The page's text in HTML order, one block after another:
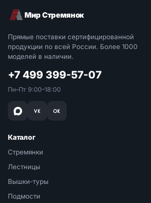
Мир Стремянок
Прямые поставки сертифицированной
продукции по всей России. Более 1000
моделей в наличии.
+7 499 399-57-07
Пн–Пт 9:00–18:00
Каталог
Стремянки
Лестницы
Вышки-туры
Подмости